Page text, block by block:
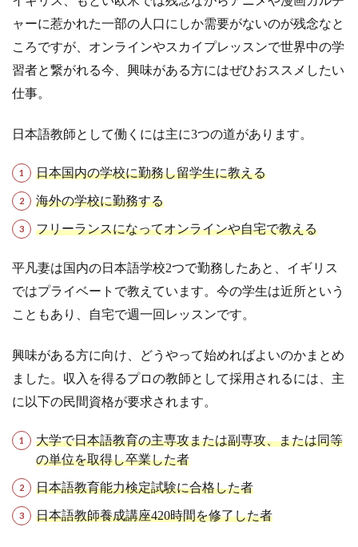
ャーに惹かれた一部の人口にしか需要がないのが残念なと
ころですが、オンラインやスカイプレッスンで世界中の学
習者と繋がれる今、興味がある方にはぜひおススメしたい
仕事。
日本語教師として働くには主に3つの道があります。
日本国内の学校に勤務し留学生に教える
海外の学校に勤務する
フリーランスになってオンラインや自宅で教える
平凡妻は国内の日本語学校2つで勤務したあと、イギリス
ではプライベートで教えています。今の学生は近所という
こともあり、自宅で週一回レッスンです。
興味がある方に向け、どうやって始めればよいのかまとめ
ました。収入を得るプロの教師として採用されるには、主
に以下の民間資格が要求されます。
大学で日本語教育の主専攻または副専攻、または同等
の単位を取得し卒業した者
日本語教育能力検定試験に合格した者
日本語教師養成講座420時間を修了した者